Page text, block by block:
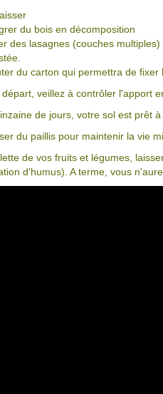
du bois en décomposition
des lasagnes (couches
du carton qui permettra de fixer
veillez à contrôler l'apport
de jours, votre sol est prêt
du paillis pour maintenir la vie
de vos fruits et légumes,
d'humus). A terme, vous